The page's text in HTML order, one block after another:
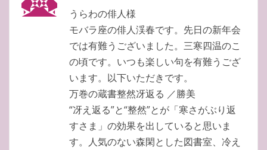
うらわの俳人様
モバラ座の俳人渓春です。先日の新年会
では有難うございました。三寒四温のこ
の頃です。いつも楽しい句を有難うござ
います。以下いただきです。
万巻の蔵書整然冴返る ／勝美
“冴え返る”と“整然”とが「寒さがぶり返
すさま」の効果を出していると思いま
す。人気のない森閑とした図書室、冷え